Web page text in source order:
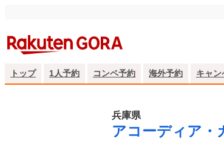
トップ 1人予約 コンペ予約 海外予約 キャン
兵庫県
アコーディア・